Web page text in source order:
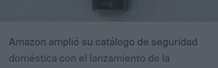
realmente responda como un miembro
Amazon amplió su catálogo de seguridad
doméstica con el lanzamiento de la